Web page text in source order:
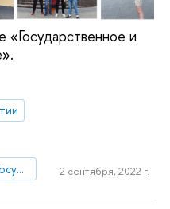
«Государственное и
Образовательная программа «Государственное и муниципальное управление»
2 сентября, 2022 г.